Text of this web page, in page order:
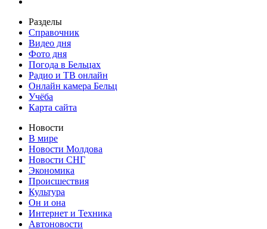
Разделы
Справочник
Видео дня
Фото дня
Погода в Бельцах
Радио и ТВ онлайн
Онлайн камера Бельц
Учёба
Карта сайта
Новости
В мире
Новости Молдова
Новости СНГ
Экономика
Происшествия
Культура
Он и она
Интернет и Техника
Автоновости